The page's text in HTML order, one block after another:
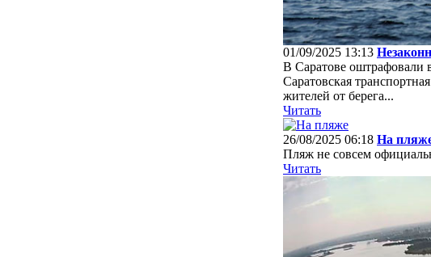
01/09/2025 13:13
В Саратове оштрафовали
Саратовская
жителей от берега...
Читать
26/08/2025 06:18 На
Пляж не совсем
Читать